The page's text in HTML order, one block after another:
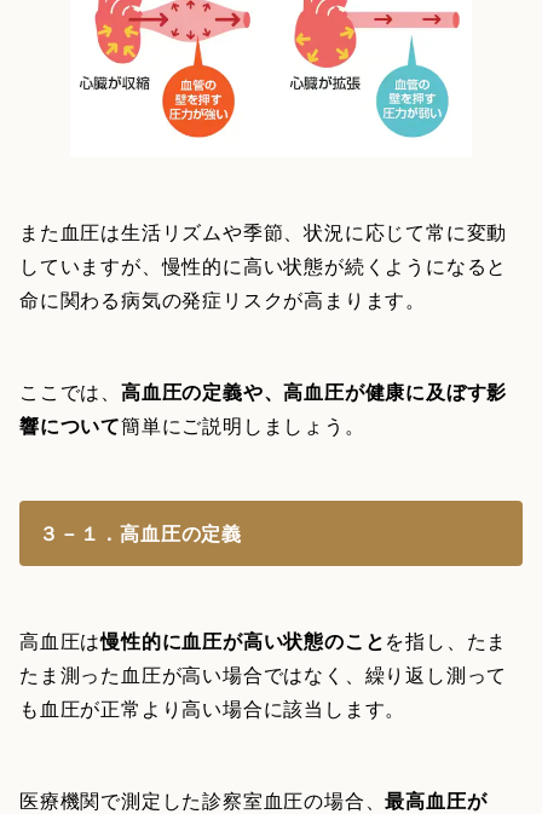
また血圧は生活リズムや季節、状況に応じて常に変動
していますが、慢性的に高い状態が続くようになると
命に関わる病気の発症リスクが高まります。
ここでは、 高血圧の定義や、高血圧が健康に及ぼす影
響について簡単にご説明しましょう。
３－１．高血圧の定義
高血圧は慢性的に血圧が高い状態のことを指し、たま
たま測った血圧が高い場合ではなく、繰り返し測って
も血圧が正常より高い場合に該当します。
医療機関で測定した診察室血圧の場合、最高血圧が